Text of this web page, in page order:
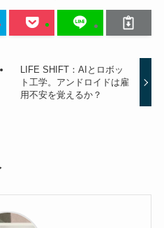
LIFE SHIFT：AIとロボッ
ト工学。アンドロイドは雇
用不安を覚えるか？